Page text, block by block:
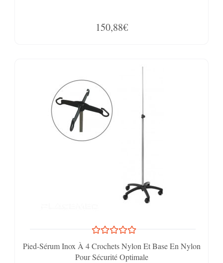
150,88€
Pied-Sérum Inox À 4 Crochets Nylon Et Base En Nylon
Pour Sécurité Optimale